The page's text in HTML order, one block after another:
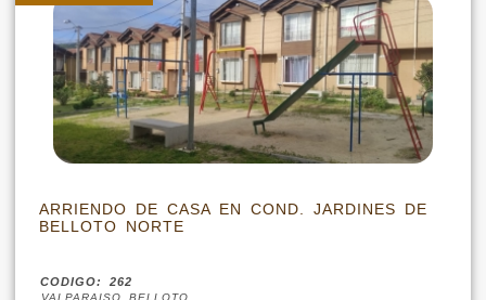
ARRIENDO DE CASA EN COND. JARDINES DE
BELLOTO NORTE
CODIGO: 262
VALPARAISO BELLOTO